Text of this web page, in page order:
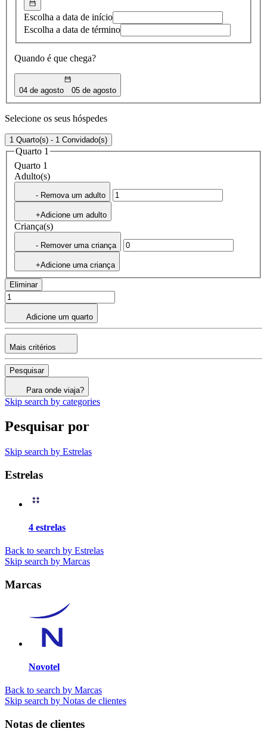
Escolha a data de início
Escolha a data de término
Quando é que chega?
04 de agosto 05 de agosto
Selecione os seus hóspedes
1 Quarto(s) - 1 Convidado(s)
Quarto 1
Quarto 1
Adulto(s)
- Remova um adulto
+Adicione um adulto
Criança(s)
- Remover uma criança
+Adicione uma criança
Eliminar
Adicione um quarto
Mais critérios
Pesquisar
Para onde viaja?
Skip search by categories
Pesquisar por
Skip search by Estrelas
Estrelas
4 estrelas
Back to search by Estrelas
Skip search by Marcas
Marcas
Novotel
Back to search by Marcas
Skip search by Notas de clientes
Notas de clientes